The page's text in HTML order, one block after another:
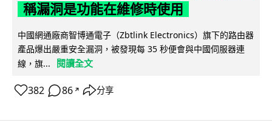
稱漏洞是功能在維修時使用
中國網通廠商智博通電子（Zbtlink Electronics）旗下的路由器
產品爆出嚴重安全漏洞，被發現每 35 秒便會與中國伺服器連
線，旗...
閱讀全文
382 86 ↗ 分享